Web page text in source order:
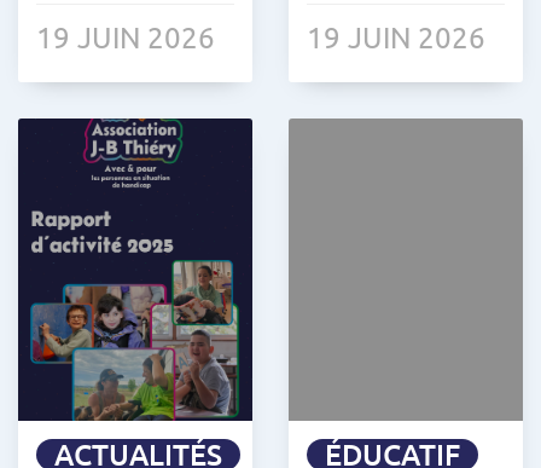
19 JUIN 2026 19 JUIN 2026
ACTUALITÉS
ÉDUCATIF